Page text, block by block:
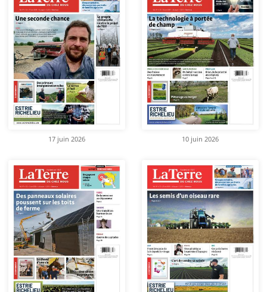
17 juin 2026 10 juin 2026